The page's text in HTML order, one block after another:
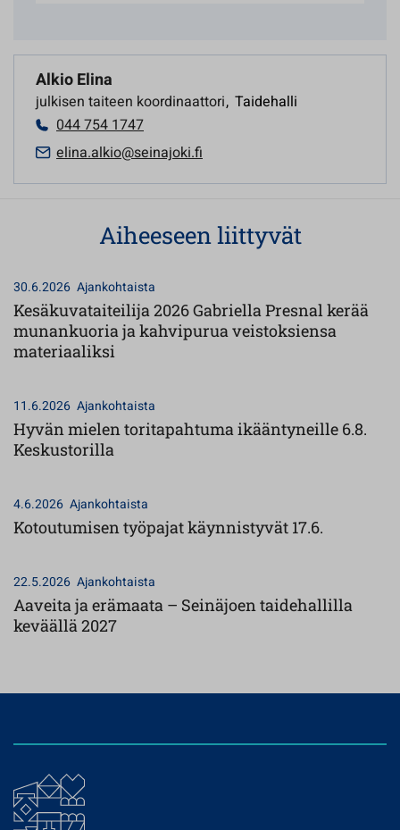
Alkio Elina
julkisen taiteen koordinaattori, Taidehalli
044 754 1747
elina.alkio@seinajoki.fi
Aiheeseen liittyvät
30.6.2026 Ajankohtaista
Kesäkuvataiteilija 2026 Gabriella Presnal kerää
munankuoria ja kahvipurua veistoksiensa
materiaaliksi
11.6.2026 Ajankohtaista
Hyvän mielen toritapahtuma ikääntyneille 6.8.
Keskustorilla
4.6.2026 Ajankohtaista
Kotoutumisen työpajat käynnistyvät 17.6.
22.5.2026 Ajankohtaista
Aaveita ja erämaata – Seinäjoen taidehallilla
keväällä 2027